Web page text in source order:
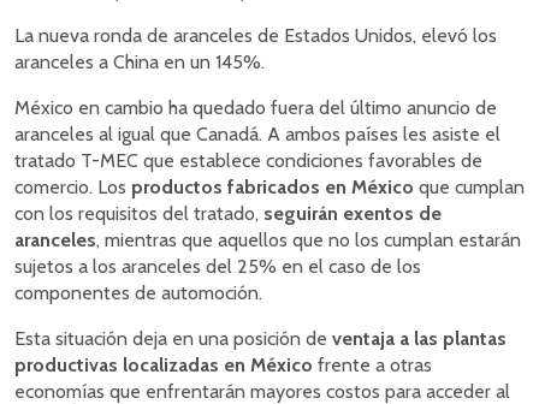
La nueva ronda de aranceles de Estados Unidos, elevó los
aranceles a China en un 145%.
México en cambio ha quedado fuera del último anuncio de
aranceles al igual que Canadá. A ambos países les asiste el
tratado T-MEC que establece condiciones favorables de
comercio. Los productos fabricados en México que cumplan
con los requisitos del tratado, seguirán exentos de
aranceles, mientras que aquellos que no los cumplan estarán
sujetos a los aranceles del 25% en el caso de los
componentes de automoción.
Esta situación deja en una posición de ventaja a las plantas
productivas localizadas en México frente a otras
economías que enfrentarán mayores costos para acceder al